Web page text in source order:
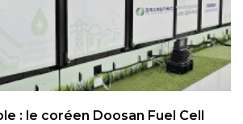
: le coréen Doosan Fuel Cell